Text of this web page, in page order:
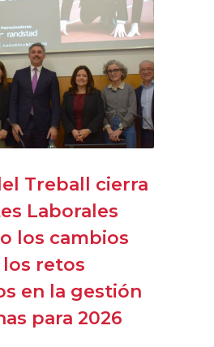
Treball cierra
Laborales
los cambios
los retos
en la gestión
para 2026